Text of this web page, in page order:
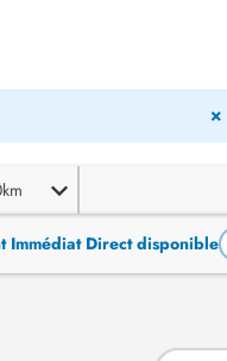
×
Immédiat Direct disponible
ON